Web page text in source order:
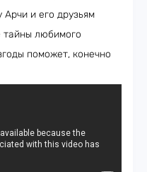
Арчи и его друзьям
тайны любимого
поможет, конечно